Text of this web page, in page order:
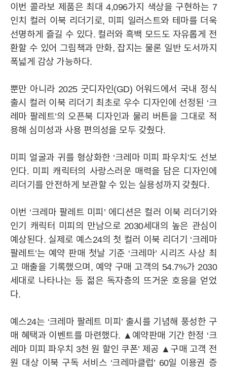
YES24 YES24 HISTORY 윤리경영
BRAND
IR 공시정보 주가정보 IR자료실 IR공지사항
MEDIA
STORY
CAREER
이번 콜라보 제품은 최대 4,096가지 색상을 구현하는 7
인치 컬러 이북 리더기로, 미피 일러스트와 테마를 더욱
선명하게 즐길 수 있다. 컬러와 흑백 모드도 자유롭게 전
환할 수 있어 그림책과 만화, 잡지는 물론 일반 도서까지
폭넓게 감상 가능하다.
뿐만 아니라 2025 굿디자인(GD) 어워드에서 국내 정식
출시 컬러 이북 리더기 최초로 우수 디자인에 선정된 ‘크
레마 팔레트’의 오픈북 디자인과 물리 버튼을 그대로 적
용해 심미성과 사용 편의성을 모두 갖췄다.
미피 얼굴과 귀를 형상화한 ‘크레마 미피 파우치’도 선보
인다. 미피 캐릭터의 사랑스러운 매력을 담은 디자인에
리더기를 안전하게 보관할 수 있는 실용성까지 갖췄다.
이번 ‘크레마 팔레트 미피’ 에디션은 컬러 이북 리더기와
인기 캐릭터 미피의 만남으로 2030세대의 높은 관심이
예상된다. 실제로 예스24의 첫 컬러 이북 리더기 ‘크레마
팔레트’는 예약 판매 첫날 기준 ‘크레마’ 시리즈 사상 최
고 매출을 기록했으며, 예약 구매 고객의 54.7%가 2030
세대로 나타나는 등 젊은 독자층의 뜨거운 호응을 얻었
다.
예스24는 ‘크레마 팔레트 미피’ 출시를 기념해 풍성한 구
매 혜택과 이벤트를 마련했다. ▲예약판매 기간 한정 ‘크
레마 미피 파우치 3천 원 할인 쿠폰’ 제공 ▲구매 고객 전
원 대상 이북 구독 서비스 ‘크레마클럽’ 60일 이용권 증